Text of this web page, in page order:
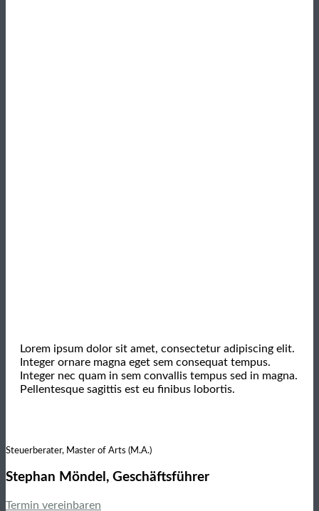
Lorem ipsum dolor sit amet, consectetur adipiscing elit.
Integer ornare magna eget sem consequat tempus.
Integer nec quam in sem convallis tempus sed in magna.
Pellentesque sagittis est eu finibus lobortis.
Steuerberater, Master of Arts (M.A.)
Stephan Möndel, Geschäftsführer
Termin vereinbaren